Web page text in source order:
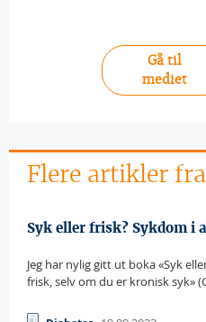
Gå til
mediet
Flere artikler
Syk eller frisk? Sykdom i
Jeg har nylig gitt ut boka «Syk
frisk, selv om du er kronisk syk»